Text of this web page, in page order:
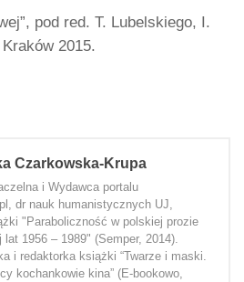
pod red. T. Lubelskiego, I.
2015.
Czarkowska-Krupa
i Wydawca portalu
dr nauk humanistycznych UJ,
"Paraboliczność w polskiej prozie
lat 1956 – 1989" (Semper, 2014).
i redaktorka książki “Twarze i maski.
kochankowie kina” (E-bookowo,